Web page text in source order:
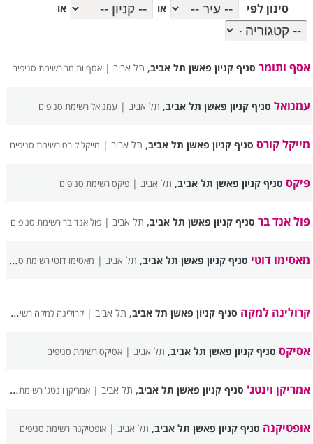
סינון לפי או או
אסף ותומר סניף קניון פאשן תל אביב, תל אביב |אסף ותומר רשימת סניפים
עמנואל סניף קניון פאשן תל אביב, תל אביב |עמנואל רשימת סניפים
מייקל קורס סניף קניון פאשן תל אביב, תל אביב | מייקל קורס רשימת סניפים
פיקס סניף קניון פאשן תל אביב, תל אביב |פיקס רשימת סניפים
פול אנד בר סניף קניון פאשן תל אביב, תל אביב |פול אנד בר רשימת סניפים
מאסימו דוטי סניף קניון פאשן תל אביב, תל אביב | מאסימו דוטי רשימת סניפים
קרולינה למקה סניף קניון פאשן תל אביב, תל אביב |קרולינה למקה רשימת סניפים
אסיקס סניף קניון פאשן תל אביב, תל אביב |אסיקס רשימת סניפים
אמריקן וינטג' סניף קניון פאשן תל אביב, תל אביב |אמריקן וינטג' רשימת סניפים
אופטיקנה סניף קניון פאשן תל אביב, תל אביב |אופטיקנה רשימת סניפים